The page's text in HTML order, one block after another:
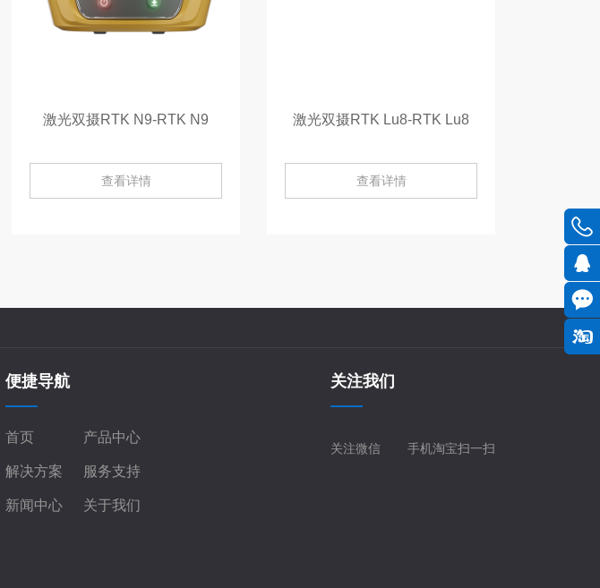
激光双摄RTK N9-RTK N9
查看详情
激光双摄RTK Lu8-RTK Lu8
查看详情
便捷导航
首页 产品中心
解决方案 服务支持
新闻中心 关于我们
关注我们
关注微信 手机淘宝扫一扫